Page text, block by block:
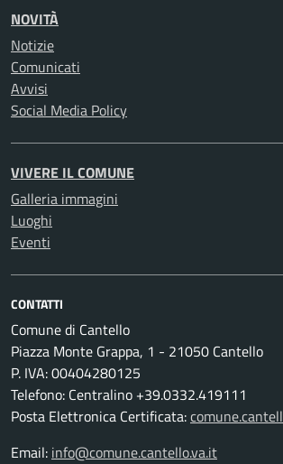
NOVITÀ
Notizie
Comunicati
Avvisi
Social Media Policy
VIVERE IL COMUNE
Galleria immagini
Luoghi
Eventi
CONTATTI
Comune di Cantello
Piazza Monte Grappa, 1 - 21050 Cantello
P. IVA: 00404280125
Telefono: Centralino +39.0332.419111
Posta Elettronica Certificata:
Email: info@comune.cantello.va.it